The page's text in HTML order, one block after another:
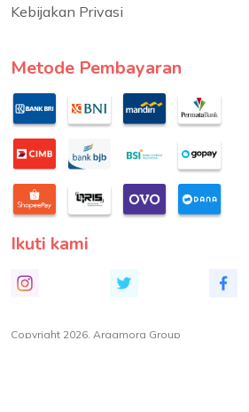
Kebijakan Privasi
Metode Pembayaran
Ikuti kami
Copyright 2026. Argamora Group